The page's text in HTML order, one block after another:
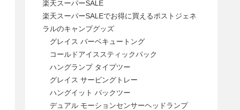
楽天スーパーSALE
楽天スーパーSALEでお得に買えるポストジェネ
ラルのキャンプグッズ
グレイス バーベキュートング
コールドアイススティックパック
ハングランプ タイプツー
グレイス サービングトレー
ハングイット パックツー
デュアル モーションセンサーヘッドランプ